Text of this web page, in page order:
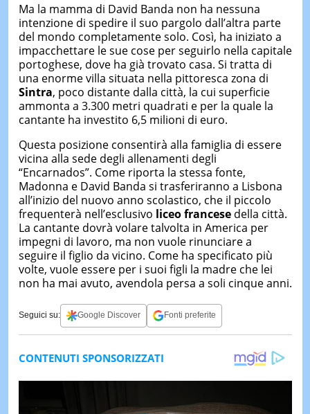
Ma la mamma di David Banda non ha nessuna
intenzione di spedire il suo pargolo dall’altra parte
del mondo completamente solo. Così, ha iniziato a
impacchettare le sue cose per seguirlo nella capitale
portoghese, dove ha già trovato casa. Si tratta di
una enorme villa situata nella pittoresca zona di
Sintra, poco distante dalla città, la cui superficie
ammonta a 3.300 metri quadrati e per la quale la
cantante ha investito 6,5 milioni di euro.
Questa posizione consentirà alla famiglia di essere
vicina alla sede degli allenamenti degli
“Encarnados”. Come riporta la stessa fonte,
Madonna e David Banda si trasferiranno a Lisbona
all’inizio del nuovo anno scolastico, che il piccolo
frequenterà nell’esclusivo liceo francesedella città.
La cantante dovrà volare talvolta in America per
impegni di lavoro, ma non vuole rinunciare a
seguire il figlio da vicino. Come ha specificato più
volte, vuole essere per i suoi figli la madre che lei
non ha mai avuto, avendola persa a soli cinque anni.
Seguici su: Google Discover Fonti preferite